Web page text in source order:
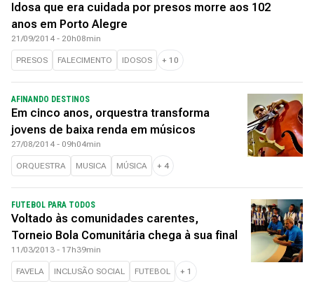
Idosa que era cuidada por presos morre aos 102
anos em Porto Alegre
21/09/2014 - 20h08min
PRESOS FALECIMENTO IDOSOS + 10
AFINANDO DESTINOS
Em cinco anos, orquestra transforma
jovens de baixa renda em músicos
27/08/2014 - 09h04min
ORQUESTRA MUSICA MÚSICA + 4
FUTEBOL PARA TODOS
Voltado às comunidades carentes,
Torneio Bola Comunitária chega à sua final
11/03/2013 - 17h39min
FAVELA INCLUSÃO SOCIAL FUTEBOL + 1